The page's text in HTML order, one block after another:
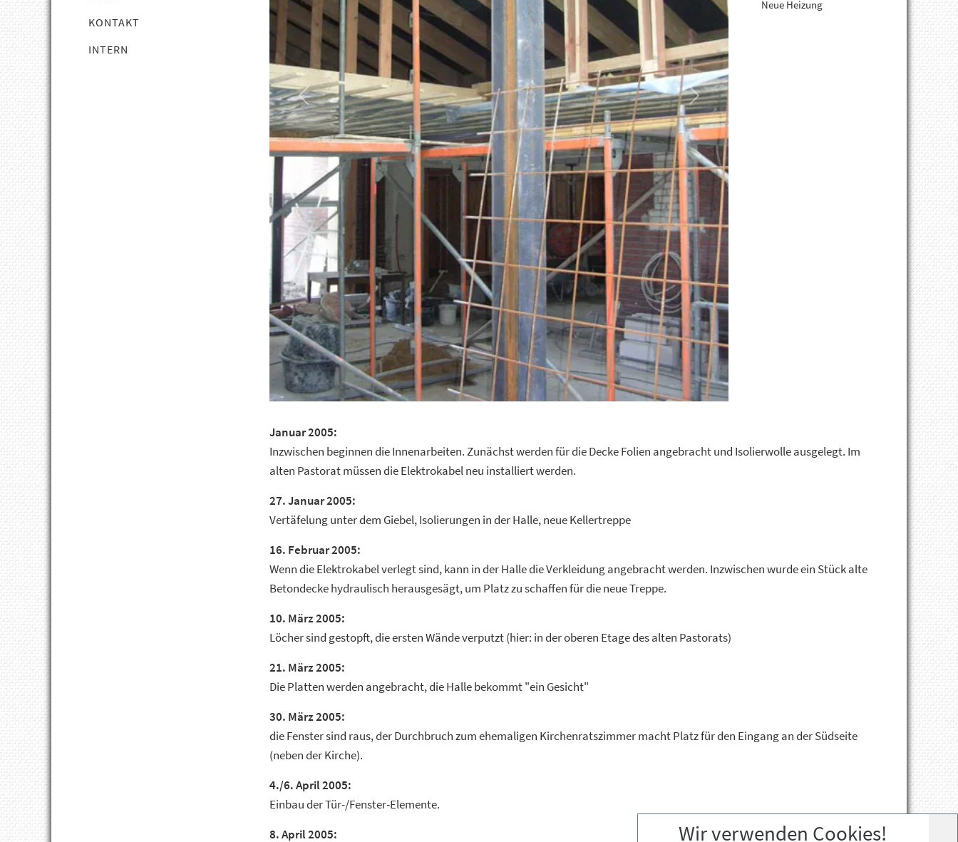
KONTAKT
INTERN
Previous Next
Neue Heizung
Januar 2005:
Inzwischen beginnen die Innenarbeiten. Zunächst werden für die Decke Folien angebracht und Isolierwolle ausgelegt. Im
alten Pastorat müssen die Elektrokabel neu installiert werden.
27. Januar 2005:
Vertäfelung unter dem Giebel, Isolierungen in der Halle, neue Kellertreppe
16. Februar 2005:
Wenn die Elektrokabel verlegt sind, kann in der Halle die Verkleidung angebracht werden. Inzwischen wurde ein Stück alte
Betondecke hydraulisch herausgesägt, um Platz zu schaffen für die neue Treppe.
10. März 2005:
Löcher sind gestopft, die ersten Wände verputzt (hier: in der oberen Etage des alten Pastorats)
21. März 2005:
Die Platten werden angebracht, die Halle bekommt "ein Gesicht"
30. März 2005:
die Fenster sind raus, der Durchbruch zum ehemaligen Kirchenratszimmer macht Platz für den Eingang an der Südseite
(neben der Kirche).
4./6. April 2005:
Einbau der Tür-/Fenster-Elemente.
8. April 2005:
Wir verwenden Cookies!
Wir verwenden Cookies!